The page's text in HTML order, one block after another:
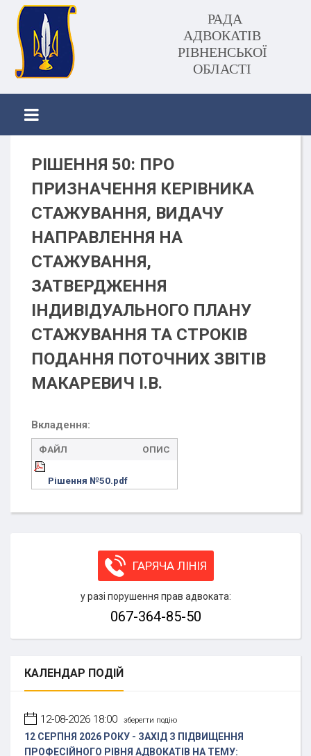
РАДА
АДВОКАТІВ
РІВНЕНСЬКОЇ
ОБЛАСТІ
РІШЕННЯ 50: ПРО
ПРИЗНАЧЕННЯ КЕРІВНИКА
СТАЖУВАННЯ, ВИДАЧУ
НАПРАВЛЕННЯ НА
СТАЖУВАННЯ,
ЗАТВЕРДЖЕННЯ
ІНДИВІДУАЛЬНОГО ПЛАНУ
СТАЖУВАННЯ ТА СТРОКІВ
ПОДАННЯ ПОТОЧНИХ ЗВІТІВ
МАКАРЕВИЧ І.В.
Вкладення:
ФАЙЛ ОПИС
Рішення №50.pdf
ГАРЯЧА ЛІНІЯ
у разі порушення прав адвоката:
067-364-85-50
КАЛЕНДАР ПОДІЙ
12-08-2026 18:00 зберегти подію
12 СЕРПНЯ 2026 РОКУ - ЗАХІД З ПІДВИЩЕННЯ
ПРОФЕСІЙНОГО РІВНЯ АДВОКАТІВ НА ТЕМУ: